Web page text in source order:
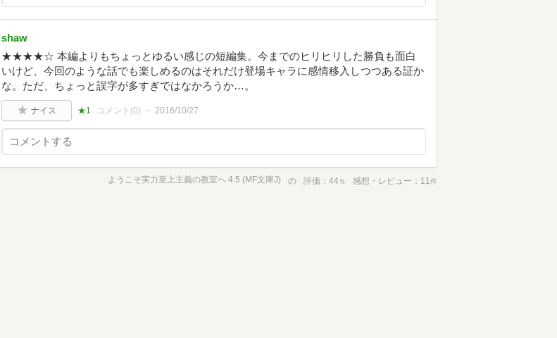
shaw
★★★★☆ 本編よりもちょっとゆるい感じの短編集。今までのヒリヒリした勝負も面白
いけど、今回のような話でも楽しめるのはそれだけ登場キャラに感情移入しつつある証か
な。ただ、ちょっと誤字が多すぎではなかろうか…。
ナイス ★1 コメント(0) 2016/10/27
ようこそ実力至上主義の教室へ 4.5 (MF文庫J) の 評価 44％ 感想・レビュー 11件